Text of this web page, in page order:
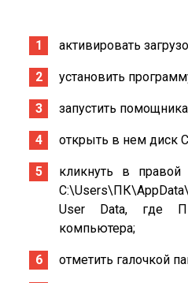
активировать
установить
запустить
открыть в нем диск
кликнуть в
User Data, где
компьютера;
отметить галочкой